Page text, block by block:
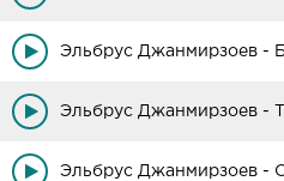
Эльбрус Джанмирзоев -